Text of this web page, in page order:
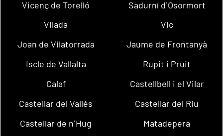
Vicenç de Torelló
Sadurní d´Osormort
Vilada
Vic
Joan de Vilatorrada
Jaume de Frontanyà
Iscle de Vallalta
Rupit i Pruit
Calaf
Castellbell i el Vilar
Castellar del Vallès
Castellar del Riu
Castellar de n´Hug
Matadepera